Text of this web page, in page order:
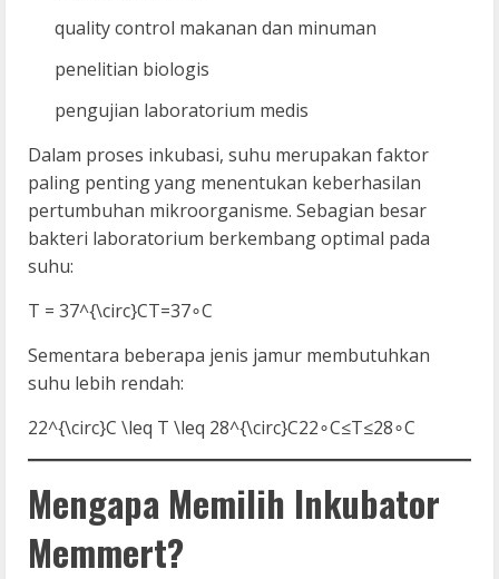
quality control makanan dan minuman
penelitian biologis
pengujian laboratorium medis
Dalam proses inkubasi, suhu merupakan faktor
paling penting yang menentukan keberhasilan
pertumbuhan mikroorganisme. Sebagian besar
bakteri laboratorium berkembang optimal pada
suhu:
T = 37^{\circ}CT=37∘C
Sementara beberapa jenis jamur membutuhkan
suhu lebih rendah:
22^{\circ}C \leq T \leq 28^{\circ}C22∘C≤T≤28∘C
Mengapa Memilih Inkubator
Memmert?